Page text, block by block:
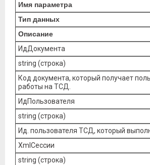
Имя параметра
Тип данных
Описание
ИдДокумента
string (строка)
Код документа, который получает
работы на ТСД.
ИдПользователя
string (строка)
Ид. пользователя ТСД, который
XmlСессии
string (строка)